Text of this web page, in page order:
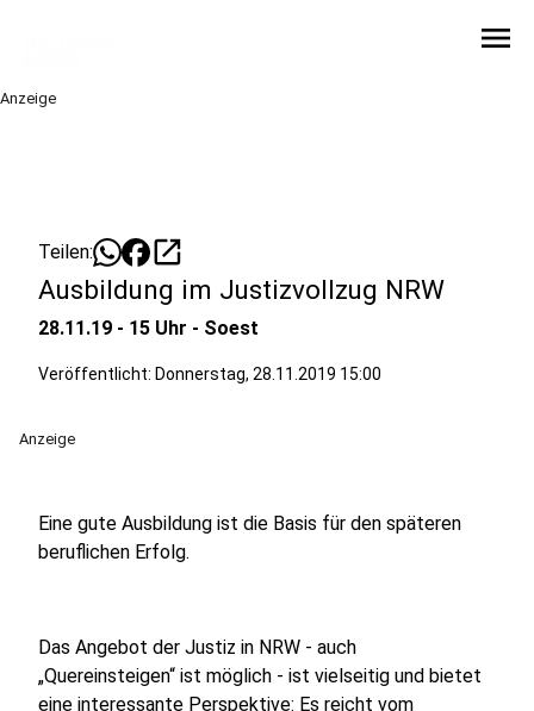
menu
Anzeige
Teilen: open_in_new
Ausbildung im Justizvollzug NRW
28.11.19 - 15 Uhr - Soest
Veröffentlicht: Donnerstag, 28.11.2019 15:00
Anzeige
Eine gute Ausbildung ist die Basis für den späteren
beruflichen Erfolg.
Das Angebot der Justiz in NRW - auch
„Quereinsteigen“ ist möglich - ist vielseitig und bietet
eine interessante Perspektive: Es reicht vom